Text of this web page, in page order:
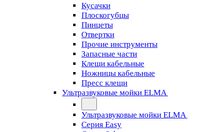
Кусачки
Плоскогубцы
Пинцеты
Отвертки
Прочие инструменты
Запасные части
Клещи кабельные
Ножницы кабельные
Пресс клещи
Ультразвуковые мойки ELMA
Ультразвуковые мойки ELMA
Серия Easy